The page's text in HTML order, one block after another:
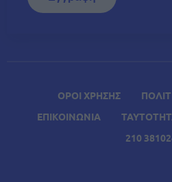
ΟΡΟΙ ΧΡΗΣΗΣ
ΕΠΙΚΟΙΝΩΝΙΑ
210